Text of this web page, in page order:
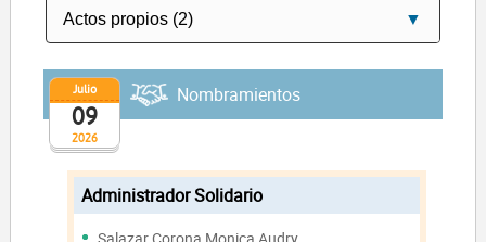
2026
Julio
09
Nombramientos
Administrador Solidario
Salazar Corona Monica Audry